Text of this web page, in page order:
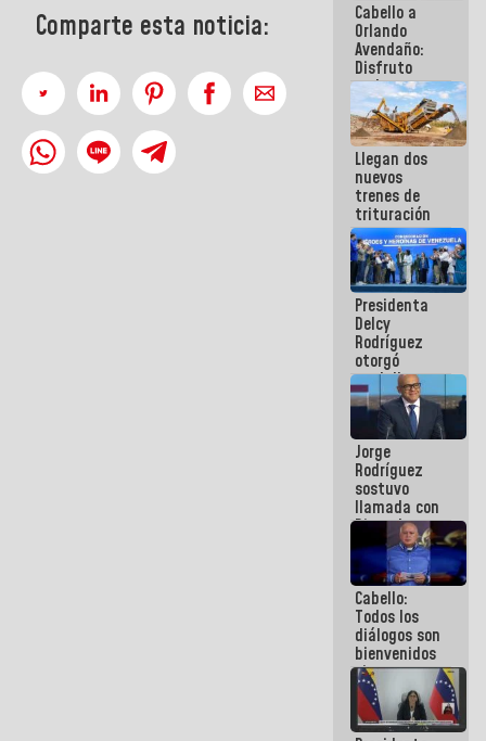
Comparte esta noticia: Cabello a
Orlando
Avendaño:
Disfruto
cada vez
que escribes
porque lo
que haces
es
embarrarla
Llegan dos
nuevos
trenes de
trituración
para
optimizar
manejo de
escombros
en La Guaira
Presidenta
Delcy
Rodríguez
otorgó
medalla
"Héroe de
Venezuela"
a servidores
públicos
Jorge
Rodríguez
sostuvo
llamada con
Dinorah
Figuera y
acuerdan
primer
encuentro
presencial
para el
diálogo
Cabello:
Todos los
diálogos son
bienvenidos
siempre que
estén en el
marco de la
Constitución